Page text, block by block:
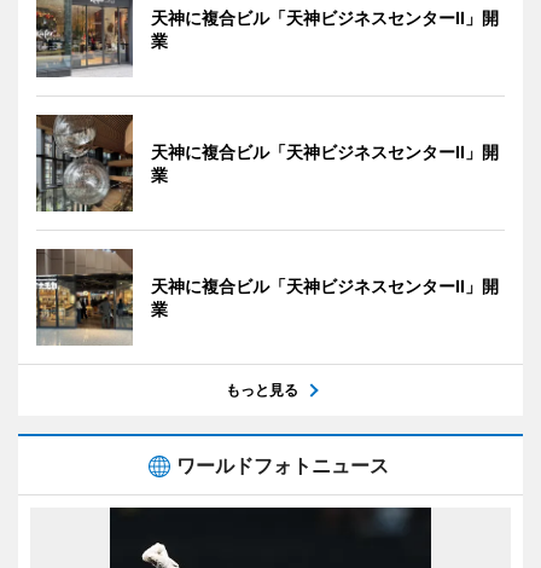
天神に複合ビル「天神ビジネスセンターII」開
業
天神に複合ビル「天神ビジネスセンターII」開
業
天神に複合ビル「天神ビジネスセンターII」開
業
もっと見る
ワールドフォトニュース